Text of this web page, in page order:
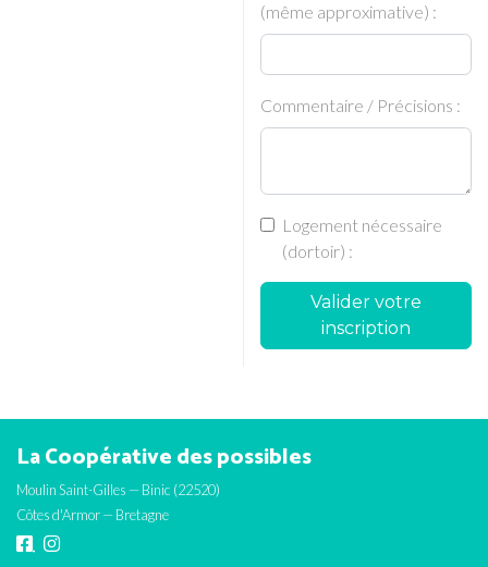
(même approximative) :
Commentaire / Précisions :
Logement nécessaire
(dortoir) :
Valider votre
inscription
La Coopérative des possibles
Moulin Saint-Gilles — Binic (22520)
Côtes d'Armor — Bretagne